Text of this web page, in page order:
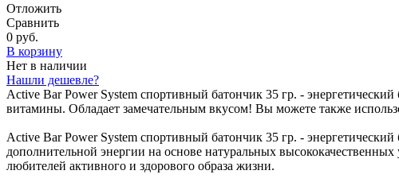
Отложить
Сравнить
0 руб.
В корзину
Нет в наличии
Нашли дешевле?
Active Bar Power System спортивный батончик 35 гр. -
витамины. Обладает замечательным вкусом! Вы можете также
Active Bar Power System спортивный батончик 35 гр. -
дополнительной энергии на основе натуральных
любителей активного и здорового образа жизни.